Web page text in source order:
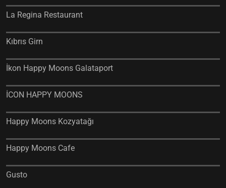
La Regina Restaurant
Kıbrıs Girn
İkon Happy Moons Galataport
İCON HAPPY MOONS
Happy Moons Kozyatağı
Happy Moons Cafe
Gusto